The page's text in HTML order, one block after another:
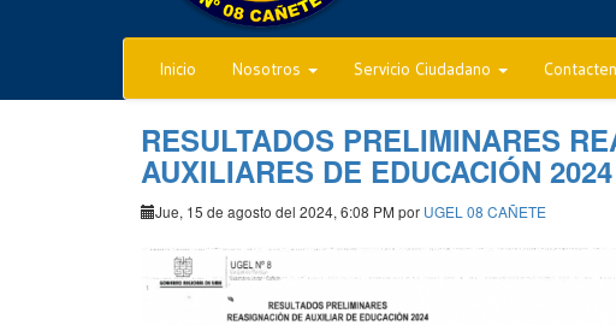
Inicio Nosotros Servicio Ciudadano
RESULTADOS PRELIMINARES
AUXILIARES DE EDUCACIÓN
Jue, 15 de agosto del 2024, 6:08 PM por UGEL 08 CAÑETE